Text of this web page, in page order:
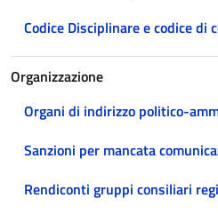
Codice Disciplinare e codice di
Organizzazione
Organi di indirizzo politico-
Sanzioni per mancata
Rendiconti gruppi consiliari